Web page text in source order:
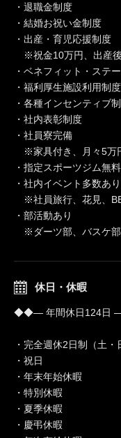
・退職金制度
・結婚お祝い金制度
・出産・育児応援制度
※祝金10万円、出産
・ベネフィット・ステ
・福利厚生施設利用制度
・各種インセンティブ
・社内表彰制度
・社員寮完備
※家具付き、月々5万
・指定スポーツジム無
・社内イベント多数あり
※社員旅行、花見、
・部活動あり
※ダーツ部、バスケ部
休日・休暇
◆◆― 年間休日124
・完全週休2日制（土
・祝日
・年末年始休暇
・特別休暇
・夏季休暇
・慶弔休暇